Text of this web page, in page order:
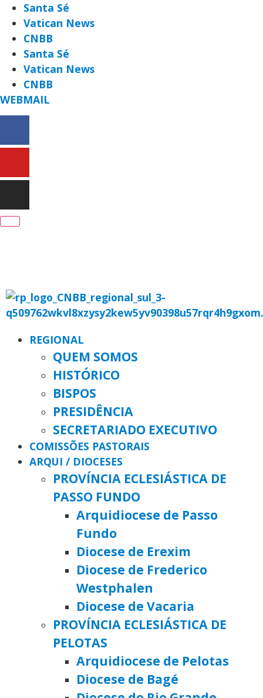
Santa Sé
Vatican News
CNBB
Santa Sé
Vatican News
CNBB
WEBMAIL
REGIONAL
QUEM SOMOS
HISTÓRICO
BISPOS
PRESIDÊNCIA
SECRETARIADO EXECUTIVO
COMISSÕES PASTORAIS
ARQUI / DIOCESES
PROVÍNCIA ECLESIÁSTICA DE
PASSO FUNDO
Arquidiocese de Passo
Fundo
Diocese de Erexim
Diocese de Frederico
Westphalen
Diocese de Vacaria
PROVÍNCIA ECLESIÁSTICA DE
PELOTAS
Arquidiocese de Pelotas
Diocese de Bagé